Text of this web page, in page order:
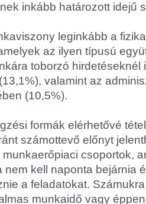
inkább határozott idejű
leginkább a
az ilyen típusú
toborzó hirdetéseknél
valamint az
(10,5%).
formák elérhetővé
számottevő előnyt
csoportok,
nem kell naponta bejárnia
a feladatokat.
munkaidő vagy